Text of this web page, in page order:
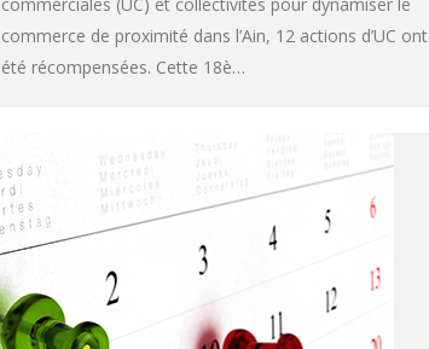
commerce de proximité dans l’Ain, 12 actions d’UC ont
été récompensées. Cette 18è…